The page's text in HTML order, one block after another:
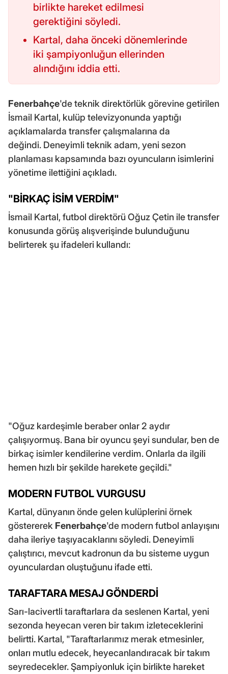
birlikte hareket edilmesi
gerektiğini söyledi.
Kartal, daha önceki dönemlerinde
iki şampiyonluğun ellerinden
alındığını iddia etti.
Fenerbahçe'de teknik direktörlük görevine getirilen
İsmail Kartal, kulüp televizyonunda yaptığı
açıklamalarda transfer çalışmalarına da
değindi. Deneyimli teknik adam, yeni sezon
planlaması kapsamında bazı oyuncuların isimlerini
yönetime ilettiğini açıkladı.
"BİRKAÇ İSİM VERDİM"
İsmail Kartal, futbol direktörü Oğuz Çetin ile transfer
konusunda görüş alışverişinde bulunduğunu
belirterek şu ifadeleri kullandı:
"Oğuz kardeşimle beraber onlar 2 aydır
çalışıyormuş. Bana bir oyuncu şeyi sundular, ben de
birkaç isimler kendilerine verdim. Onlarla da ilgili
hemen hızlı bir şekilde harekete geçildi."
MODERN FUTBOL VURGUSU
Kartal, dünyanın önde gelen kulüplerini örnek
göstererek Fenerbahçe'de modern futbol anlayışını
daha ileriye taşıyacaklarını söyledi. Deneyimli
çalıştırıcı, mevcut kadronun da bu sisteme uygun
oyunculardan oluştuğunu ifade etti.
TARAFTARA MESAJ GÖNDERDİ
Sarı-lacivertli taraftarlara da seslenen Kartal, yeni
sezonda heyecan veren bir takım izleteceklerini
belirtti. Kartal, "Taraftarlarımız merak etmesinler,
onları mutlu edecek, heyecanlandıracak bir takım
seyredecekler. Şampiyonluk için birlikte hareket